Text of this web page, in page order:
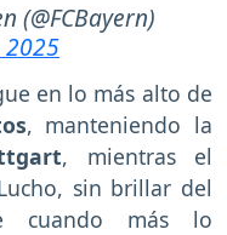
(@FCBayern)
2025
en lo más alto de
, manteniendo la
, mientras el
sin brillar del
cuando más lo